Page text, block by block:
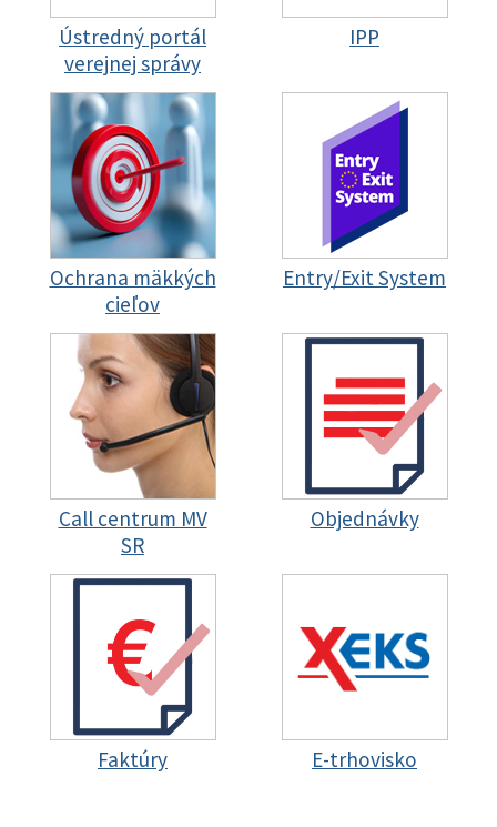
Ústredný portál
verejnej správy
IPP
Ochrana mäkkých
cieľov
Entry/Exit System
Call centrum MV
SR
Objednávky
Faktúry E-trhovisko